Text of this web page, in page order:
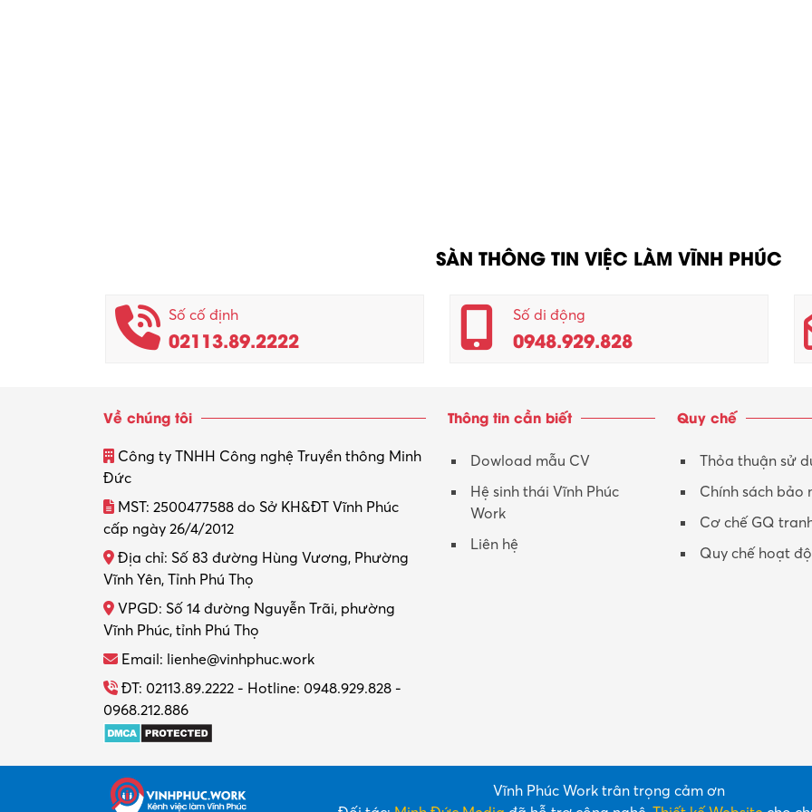
SÀN THÔNG TIN VIỆC LÀM VĨNH PHÚC
Số cố định
02113.89.2222
Số di động
0948.929.828
Về chúng tôi
Công ty TNHH Công nghệ Truyền thông Minh
Đức
MST: 2500477588 do Sở KH&ĐT Vĩnh Phúc
cấp ngày 26/4/2012
Địa chỉ: Số 83 đường Hùng Vương, Phường
Vĩnh Yên, Tỉnh Phú Thọ
VPGD: Số 14 đường Nguyễn Trãi, phường
Vĩnh Phúc, tỉnh Phú Thọ
Email: lienhe@vinhphuc.work
ĐT: 02113.89.2222 - Hotline: 0948.929.828 -
0968.212.886
Thông tin cần biết
Dowload mẫu CV
Hệ sinh thái Vĩnh Phúc
Work
Liên hệ
Quy chế
Thỏa thuận sử
Chính sách bảo
Cơ chế GQ
Quy chế hoạt
Vĩnh Phúc Work trân trọng cảm ơn